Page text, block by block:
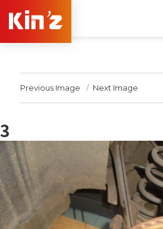
Previous Image Next Image
3